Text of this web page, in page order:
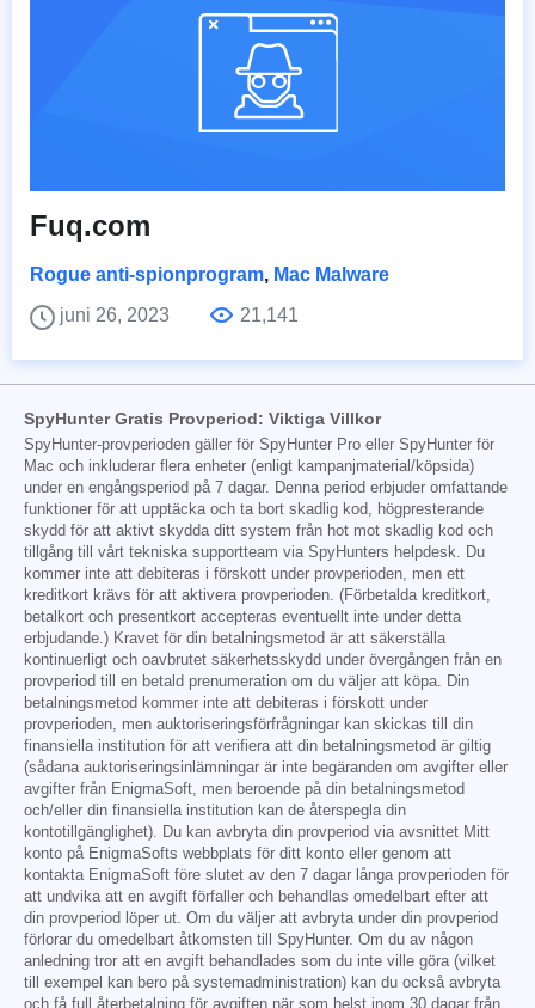
Fuq.com
Rogue anti-spionprogram, Mac Malware
juni 26, 2023
21,141
SpyHunter Gratis Provperiod: Viktiga Villkor
SpyHunter-provperioden gäller för SpyHunter Pro eller SpyHunter för
Mac och inkluderar flera enheter (enligt kampanjmaterial/köpsida)
under en engångsperiod på 7 dagar. Denna period erbjuder omfattande
funktioner för att upptäcka och ta bort skadlig kod, högpresterande
skydd för att aktivt skydda ditt system från hot mot skadlig kod och
tillgång till vårt tekniska supportteam via SpyHunters helpdesk. Du
kommer inte att debiteras i förskott under provperioden, men ett
kreditkort krävs för att aktivera provperioden. (Förbetalda kreditkort,
betalkort och presentkort accepteras eventuellt inte under detta
erbjudande.) Kravet för din betalningsmetod är att säkerställa
kontinuerligt och oavbrutet säkerhetsskydd under övergången från en
provperiod till en betald prenumeration om du väljer att köpa. Din
betalningsmetod kommer inte att debiteras i förskott under
provperioden, men auktoriseringsförfrågningar kan skickas till din
finansiella institution för att verifiera att din betalningsmetod är giltig
(sådana auktoriseringsinlämningar är inte begäranden om avgifter eller
avgifter från EnigmaSoft, men beroende på din betalningsmetod
och/eller din finansiella institution kan de återspegla din
kontotillgänglighet). Du kan avbryta din provperiod via avsnittet Mitt
konto på EnigmaSofts webbplats för ditt konto eller genom att
kontakta EnigmaSoft före slutet av den 7 dagar långa provperioden för
att undvika att en avgift förfaller och behandlas omedelbart efter att
din provperiod löper ut. Om du väljer att avbryta under din provperiod
förlorar du omedelbart åtkomsten till SpyHunter. Om du av någon
anledning tror att en avgift behandlades som du inte ville göra (vilket
till exempel kan bero på systemadministration) kan du också avbryta
och få full återbetalning för avgiften när som helst inom 30 dagar från